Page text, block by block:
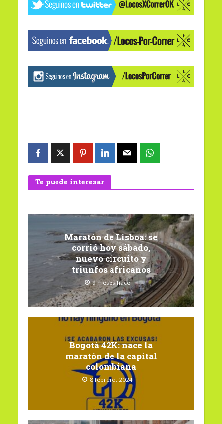
Te puede interesar
Maratón de Lisboa: se
corrió hoy sábado,
nuevo circuito y
triunfos africanos
9 meses hace
Bogotá 42K: nace la
maratón de la capital
colombiana
8 febrero, 2024